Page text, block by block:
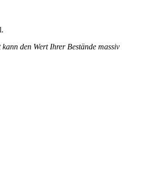
den Wert Ihrer Bestände massiv